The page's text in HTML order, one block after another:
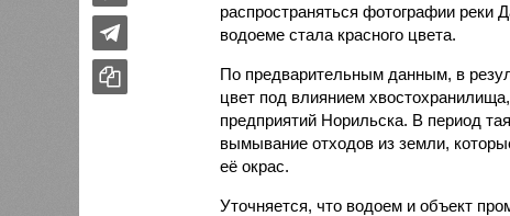
распространяться фотографии реки
водоеме стала красного цвета.
По предварительным данным, в
цвет под влиянием
предприятий Норильска. В период
вымывание отходов из земли,
её окрас.
Уточняется, что водоем и объект